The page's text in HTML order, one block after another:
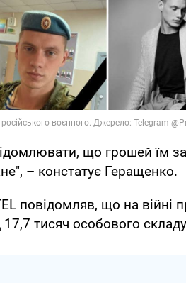
що грошей їм
– констатує Геращенко.
повідомляв, що на війні
тисяч особового